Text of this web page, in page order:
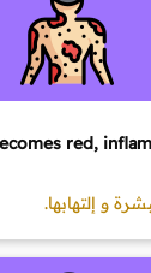
red,
و إلتهابها.